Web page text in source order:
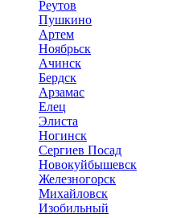
Реутов
Пушкино
Артем
Ноябрьск
Ачинск
Бердск
Арзамас
Елец
Элиста
Ногинск
Сергиев Посад
Новокуйбышевск
Железногорск
Михайловск
Изобильный